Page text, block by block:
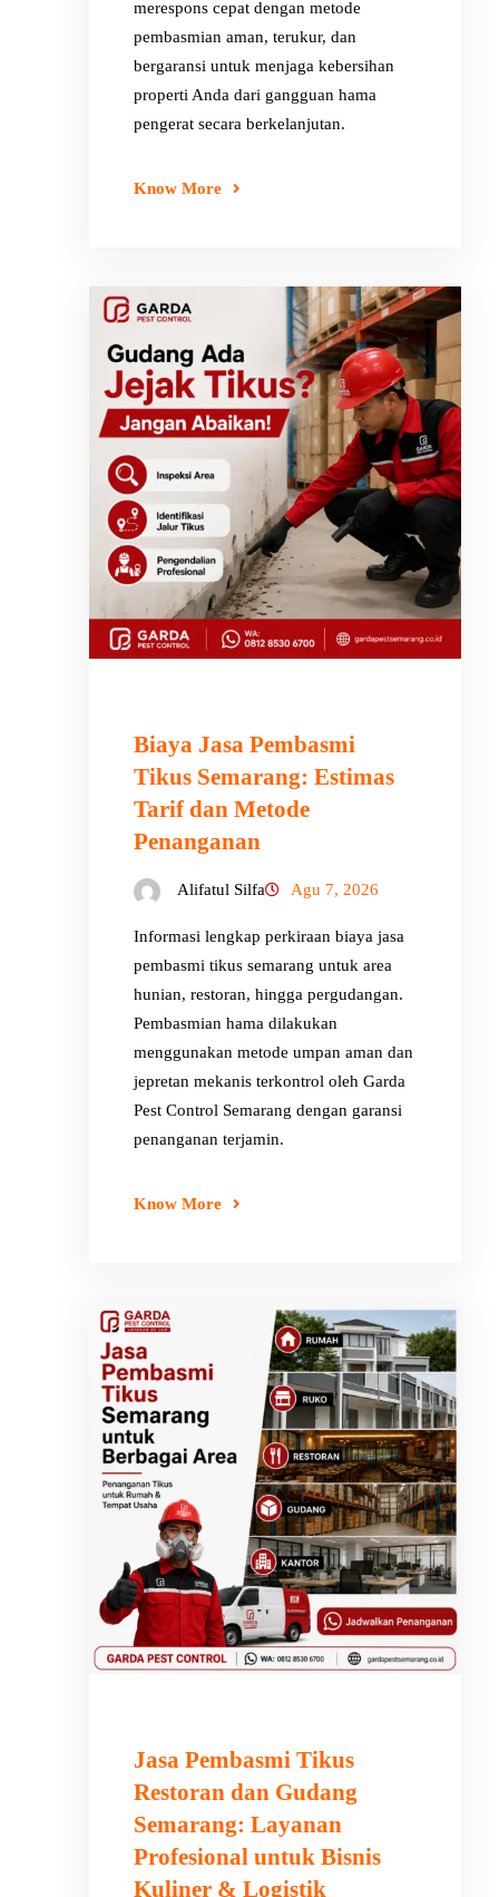
merespons cepat dengan metode
pembasmian aman, terukur, dan
bergaransi untuk menjaga kebersihan
properti Anda dari gangguan hama
pengerat secara berkelanjutan.
Know More
Biaya Jasa Pembasmi
Tikus Semarang: Estimas
Tarif dan Metode
Penanganan
Alifatul Silfa Agu 7, 2026
Informasi lengkap perkiraan biaya jasa
pembasmi tikus semarang untuk area
hunian, restoran, hingga pergudangan.
Pembasmian hama dilakukan
menggunakan metode umpan aman dan
jepretan mekanis terkontrol oleh Garda
Pest Control Semarang dengan garansi
penanganan terjamin.
Know More
Jasa Pembasmi Tikus
Restoran dan Gudang
Semarang: Layanan
Profesional untuk Bisnis
Kuliner & Logistik